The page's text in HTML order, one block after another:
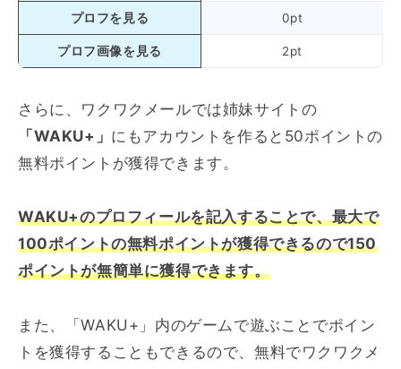
プロフを見る 0pt
プロフ画像を見る 2pt
さらに、ワクワクメールでは姉妹サイトの
「WAKU+」 にもアカウントを作ると50ポイントの
無料ポイントが獲得できます。
WAKU+のプロフィールを記入することで、最大で
100ポイントの無料ポイントが獲得できるので150
ポイントが無簡単に獲得できます。
また、「WAKU+」内のゲームで遊ぶことでポイン
トを獲得することもできるので、無料でワクワクメ